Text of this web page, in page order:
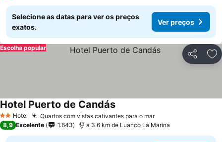
Selecione as datas para ver os preços
exatos.
Ver preços
Partilhar
Escolha popular
2 Estrelas
Hotel Quartos com vistas cativantes para o marVer preços
Hotel Puerto de CandásVer preços
8,9 Excelente 1.643 a 3.6 km de Luanco La Marina